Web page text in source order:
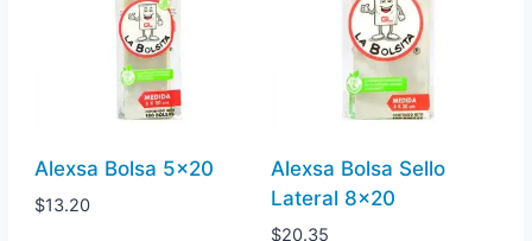
Alexsa Bolsa 5×20
$13.20
Alexsa Bolsa Sello
Lateral 8×20
$20.35